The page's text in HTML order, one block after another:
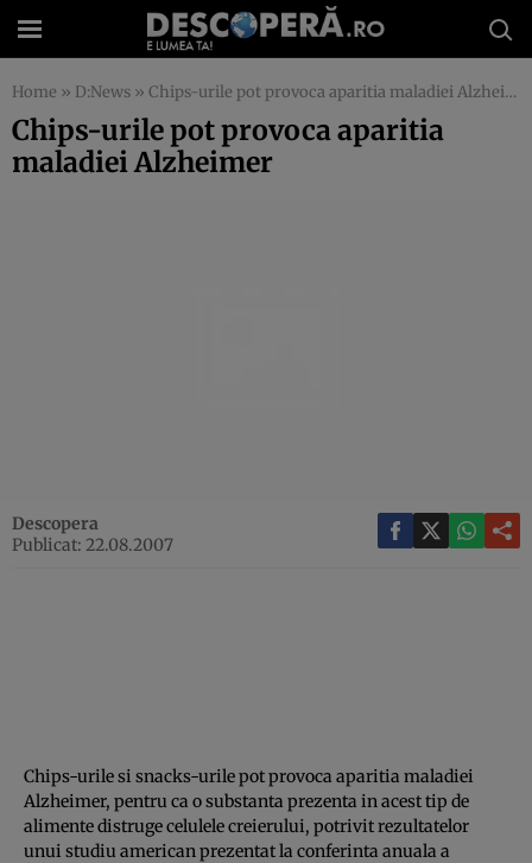
Home » D:News » Chips-urile pot provoca aparitia maladiei Alzheimer
Chips-urile pot provoca aparitia
maladiei Alzheimer
Descopera
Publicat: 22.08.2007
Chips-urile si snacks-urile pot provoca aparitia maladiei
Alzheimer, pentru ca o substanta prezenta in acest tip de
alimente distruge celulele creierului, potrivit rezultatelor
unui studiu american prezentat la conferinta anuala a